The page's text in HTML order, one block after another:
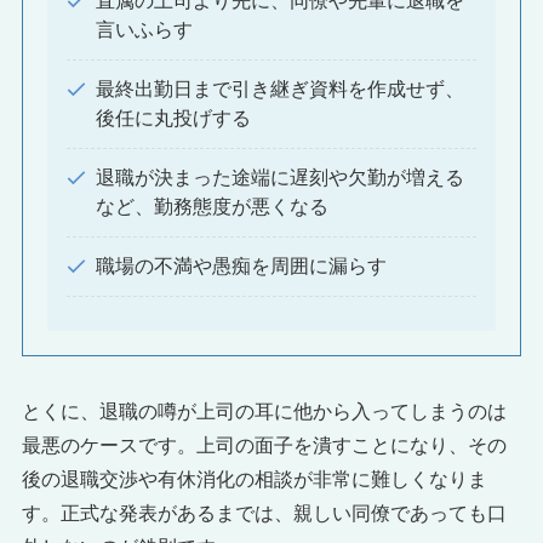
言いふらす
最終出勤日まで引き継ぎ資料を作成せず、
後任に丸投げする
退職が決まった途端に遅刻や欠勤が増える
など、勤務態度が悪くなる
職場の不満や愚痴を周囲に漏らす
とくに、退職の噂が上司の耳に他から入ってしまうのは
最悪のケースです。上司の面子を潰すことになり、その
後の退職交渉や有休消化の相談が非常に難しくなりま
す。正式な発表があるまでは、親しい同僚であっても口